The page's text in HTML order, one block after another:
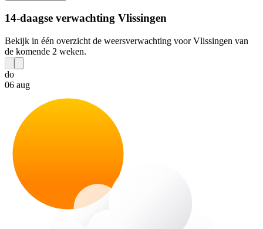
14-daagse verwachting Vlissingen
Bekijk in één overzicht de weersverwachting voor Vlissingen van
de komende 2 weken.
do
06 aug